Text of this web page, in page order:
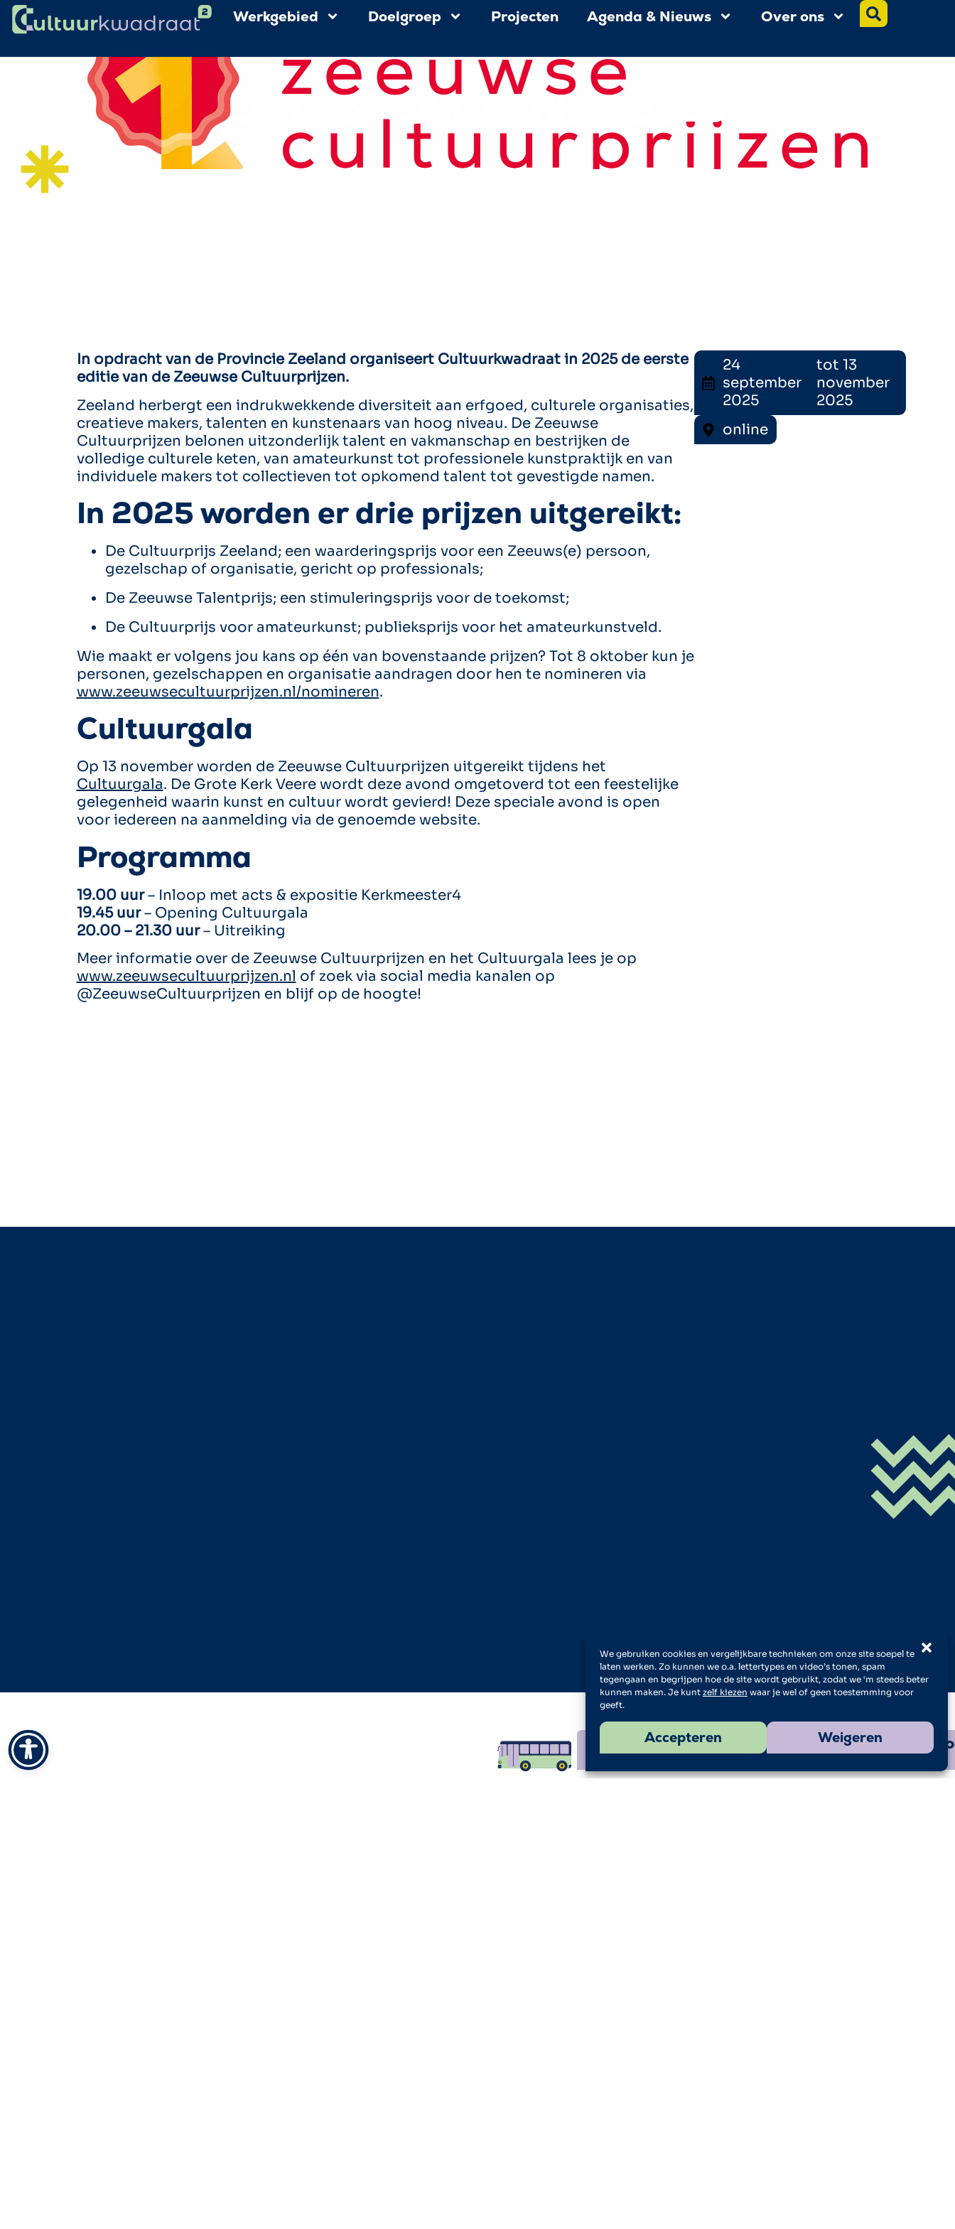
We gebruiken cookies en vergelijkbare technieken om onze site soepel te
laten werken. Zo kunnen we o.a. lettertypes en video’s tonen, spam
tegengaan en begrijpen hoe de site wordt gebruikt, zodat we ‘m steeds beter
kunnen maken. Je kunt zelf kiezen waar je wel of geen toestemming voor
geeft.
Accepteren Weigeren
Werkgebied Doelgroep Projecten Agenda & Nieuws Over ons
De Cultuurbus is weer aan te vragen! Klik hier
Zeeuwse Cultuurprijzen 2025
In opdracht van de Provincie Zeeland organiseert Cultuurkwadraat in 2025 de eerste
editie van de Zeeuwse Cultuurprijzen.
Zeeland herbergt een indrukwekkende diversiteit aan erfgoed, culturele organisaties,
creatieve makers, talenten en kunstenaars van hoog niveau. De Zeeuwse
Cultuurprijzen belonen uitzonderlijk talent en vakmanschap en bestrijken de
volledige culturele keten, van amateurkunst tot professionele kunstpraktijk en van
individuele makers tot collectieven tot opkomend talent tot gevestigde namen.
In 2025 worden er drie prijzen uitgereikt:
De Cultuurprijs Zeeland; een waarderingsprijs voor een Zeeuws(e) persoon,
gezelschap of organisatie, gericht op professionals;
De Zeeuwse Talentprijs; een stimuleringsprijs voor de toekomst;
De Cultuurprijs voor amateurkunst; publieksprijs voor het amateurkunstveld.
Wie maakt er volgens jou kans op één van bovenstaande prijzen? Tot 8 oktober kun je
personen, gezelschappen en organisatie aandragen door hen te nomineren via
www.zeeuwsecultuurprijzen.nl/nomineren.
Cultuurgala
Op 13 november worden de Zeeuwse Cultuurprijzen uitgereikt tijdens het
Cultuurgala. De Grote Kerk Veere wordt deze avond omgetoverd tot een feestelijke
gelegenheid waarin kunst en cultuur wordt gevierd! Deze speciale avond is open
voor iedereen na aanmelding via de genoemde website.
Programma
19.00 uur– Inloop met acts & expositie Kerkmeester4
19.45 uur– Opening Cultuurgala
20.00 – 21.30 uur– Uitreiking
Meer informatie over de Zeeuwse Cultuurprijzen en het Cultuurgala lees je op
www.zeeuwsecultuurprijzen.nl of zoek via social media kanalen op
@ZeeuwseCultuurprijzen en blijf op de hoogte!
24
september
2025
tot 13
november
2025
online